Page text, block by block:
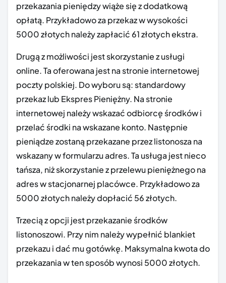
przekazania pieniędzy wiąże się z dodatkową
opłatą. Przykładowo za przekaz w wysokości
5000 złotych należy zapłacić 61 złotych ekstra.
Drugą z możliwości jest skorzystanie z usługi
online. Ta oferowana jest na stronie internetowej
poczty polskiej. Do wyboru są: standardowy
przekaz lub Ekspres Pieniężny. Na stronie
internetowej należy wskazać odbiorcę środków i
przelać środki na wskazane konto. Następnie
pieniądze zostaną przekazane przez listonosza na
wskazany w formularzu adres. Ta usługa jest nieco
tańsza, niż skorzystanie z przelewu pieniężnego na
adres w stacjonarnej placówce. Przykładowo za
5000 złotych należy dopłacić 56 złotych.
Trzecią z opcji jest przekazanie środków
listonoszowi. Przy nim należy wypełnić blankiet
przekazu i dać mu gotówkę. Maksymalna kwota do
przekazania w ten sposób wynosi 5000 złotych.